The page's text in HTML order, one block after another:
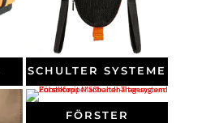
SCHULTER SYSTEME
FÖRSTER